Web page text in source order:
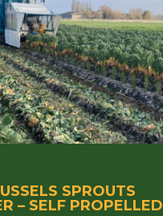
SPROUTS
– SELF PROPELLED